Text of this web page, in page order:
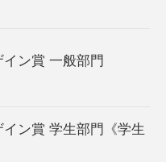
ン賞 一般部門
ン賞 学生部門《学生